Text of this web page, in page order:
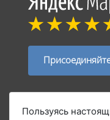
Способы
Пользуясь